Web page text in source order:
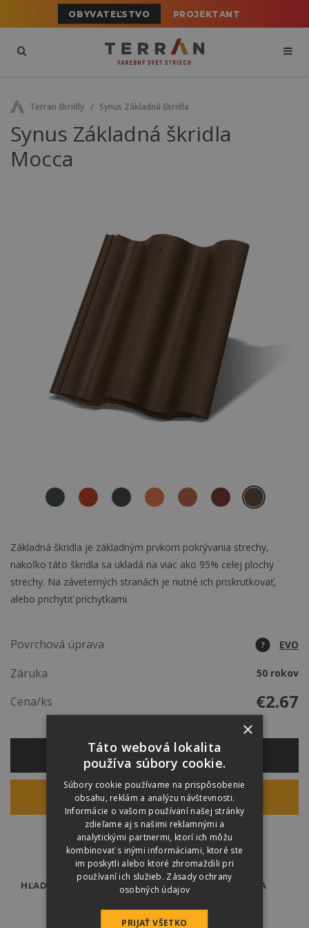
OBYVATEĽSTVO PROJEKTANT
Terran škridly Synus Základná škridla
Synus Základná škridla
Mocca
Základná škridla je základným prvkom pokrývania strechy,
nakoľko táto škridla sa ukladá na viac ako 95% celej plochy
strechy. Na záveterných stranách je nutné ich priskrutkovať,
alebo prichytiť príchytkami.
Povrchová úprava ? EVO
Záruka 50 rokov
Cena/ks €2.67
KALKULÁCIA CENY
HĽADÁTE ODBORNÍKA? PREDAJCOVIA
×
Táto webová lokalita
používa súbory cookie.
Súbory cookie používame na prispôsobenie
obsahu, reklám a analýzu návštevnosti.
Informácie o vašom používaní našej stránky
zdieľame aj s našimi reklamnými a
analytickými partnermi, ktorí ich môžu
kombinovať s inými informáciami, ktoré ste
im poskytli alebo ktoré zhromaždili pri
používaní ich služieb. Zásady ochrany
osobných údajov
PRIJAŤ VŠETKO